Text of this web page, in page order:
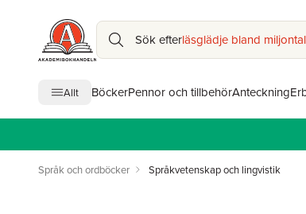
Sök efterläsglädje bland
Allt BöckerPennor och tillbehörAnteckning
Språk och ordböcker Språkvetenskap och lingvistik